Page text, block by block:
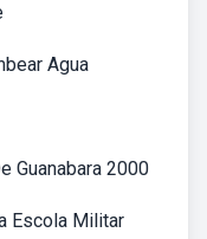
Agua
Guanabara 2000
Escola Militar